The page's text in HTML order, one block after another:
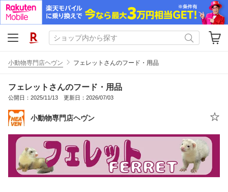
小動物専門店ヘヴン フェレットさんのフード・用品
フェレットさんのフード・用品
公開日：2025/11/13 更新日：2026/07/03
小動物専門店ヘヴン